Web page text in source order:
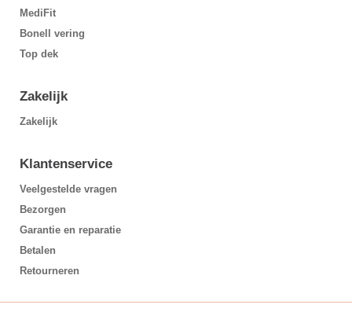
MediFit
Bonell vering
Top dek
Zakelijk
Zakelijk
Klantenservice
Veelgestelde vragen
Bezorgen
Garantie en reparatie
Betalen
Retourneren